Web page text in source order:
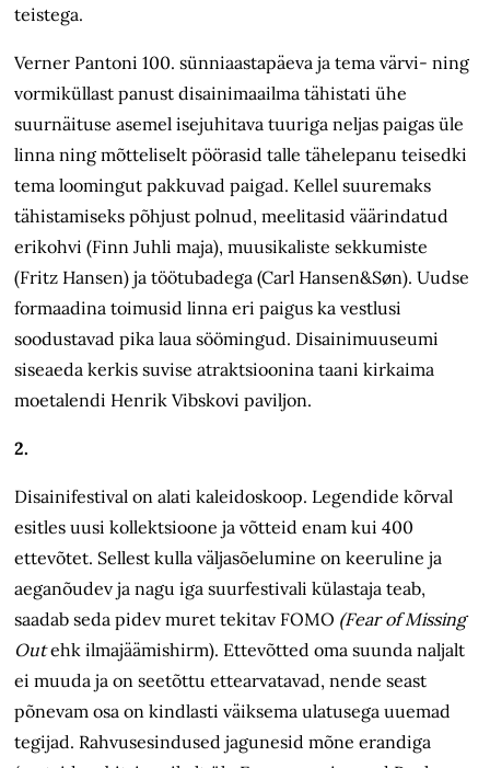
teistega.
Verner Pantoni 100. sünniaastapäeva ja tema värvi- ning
vormiküllast panust disainimaailma tähistati ühe
suurnäituse asemel isejuhitava tuuriga neljas paigas üle
linna ning mõtteliselt pöörasid talle tähelepanu teisedki
tema loomingut pakkuvad paigad. Kellel suuremaks
tähistamiseks põhjust polnud, meelitasid väärindatud
erikohvi (Finn Juhli maja), muusikaliste sekkumiste
(Fritz Hansen) ja töötubadega (Carl Hansen&Søn). Uudse
formaadina toimusid linna eri paigus ka vestlusi
soodustavad pika laua söömingud. Disainimuuseumi
siseaeda kerkis suvise atraktsioonina taani kirkaima
moetalendi Henrik Vibskovi paviljon.
2.
Disainifestival on alati kaleidoskoop. Legendide kõrval
esitles uusi kollektsioone ja võtteid enam kui 400
ettevõtet. Sellest kulla väljasõelumine on keeruline ja
aeganõudev ja nagu iga suurfestivali külastaja teab,
saadab seda pidev muret tekitav FOMO (Fear of Missing
Outehk ilmajäämishirm). Ettevõtted oma suunda naljalt
ei muuda ja on seetõttu ettearvatavad, nende seast
põnevam osa on kindlasti väiksema ulatusega uuemad
tegijad. Rahvusesindused jagunesid mõne erandiga